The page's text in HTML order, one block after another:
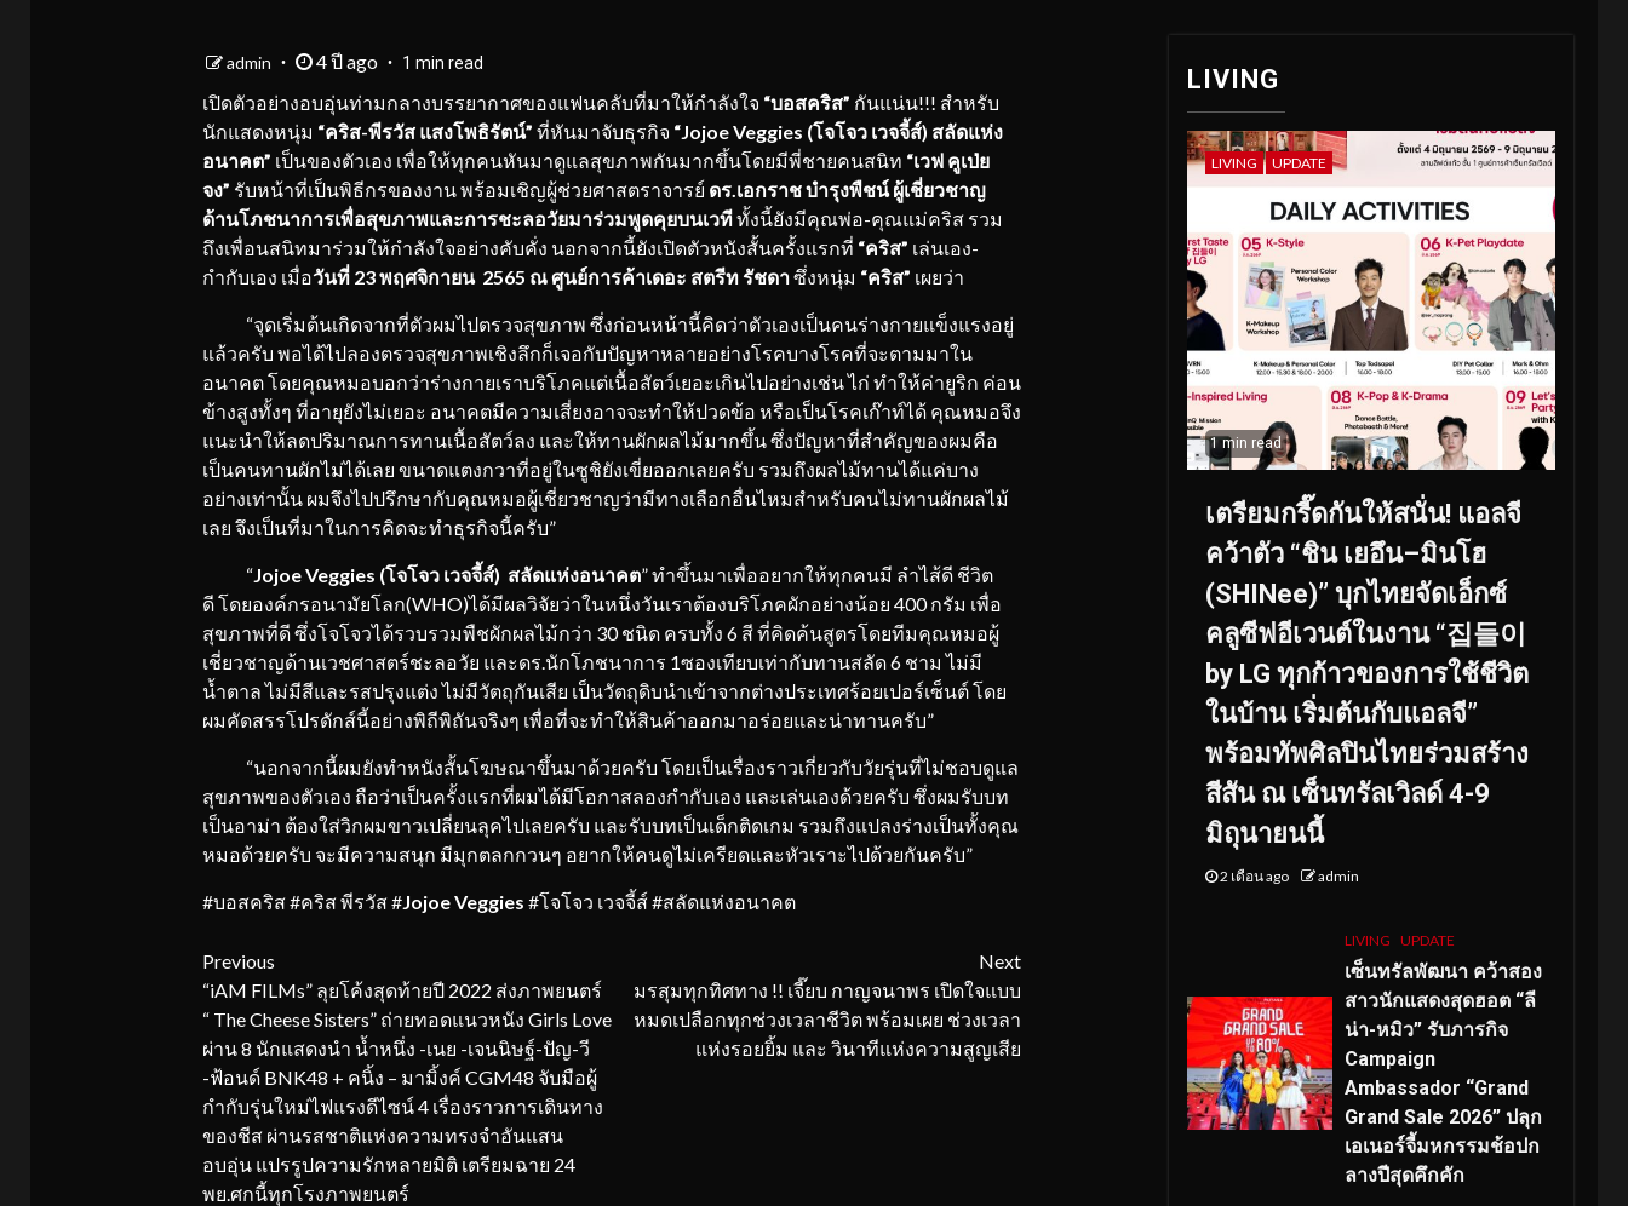
admin 4 ปี ago 1 min read
เปิดตัวอย่างอบอุ่นท่ามกลางบรรยากาศของแฟนคลับที่มาให้กำลังใจ “บอสคริส” กันแน่น!!! สำหรับ
นักแสดงหนุ่ม “คริส-พีรวัส แสงโพธิรัตน์” ที่หันมาจับธุรกิจ “Jojoe Veggies (โจโจว เวจจี้ส์) สลัดแห่ง
อนาคต” เป็นของตัวเอง เพื่อให้ทุกคนหันมาดูแลสุขภาพกันมากขึ้นโดยมีพี่ชายคนสนิท “เวฟ คูเป่ย
จง” รับหน้าที่เป็นพิธีกรของงาน พร้อมเชิญผู้ช่วยศาสตราจารย์ ดร.เอกราช บำรุงพืชน์ ผู้เชี่ยวชาญ
ด้านโภชนาการเพื่อสุขภาพและการชะลอวัยมาร่วมพูดคุยบนเวทีทั้งนี้ยังมีคุณพ่อ-คุณแม่คริส รวม
ถึงเพื่อนสนิทมาร่วมให้กำลังใจอย่างคับคั่ง นอกจากนี้ยังเปิดตัวหนังสั้นครั้งแรกที่ “คริส” เล่นเอง-
กำกับเอง เมื่อวันที่ 23 พฤศจิกายน 2565 ณ ศูนย์การค้าเดอะ สตรีท รัชดาซึ่งหนุ่ม “คริส” เผยว่า
“จุดเริ่มต้นเกิดจากที่ตัวผมไปตรวจสุขภาพ ซึ่งก่อนหน้านี้คิดว่าตัวเองเป็นคนร่างกายแข็งแรงอยู่
แล้วครับ พอได้ไปลองตรวจสุขภาพเชิงลึกก็เจอกับปัญหาหลายอย่างโรคบางโรคที่จะตามมาใน
อนาคต โดยคุณหมอบอกว่าร่างกายเราบริโภคแต่เนื้อสัตว์เยอะเกินไปอย่างเช่น ไก่ ทำให้ค่ายูริก ค่อน
ข้างสูงทั้งๆ ที่อายุยังไม่เยอะ อนาคตมีความเสี่ยงอาจจะทำให้ปวดข้อ หรือเป็นโรคเก๊าท์ได้ คุณหมอจึง
แนะนำให้ลดปริมาณการทานเนื้อสัตว์ลง และให้ทานผักผลไม้มากขึ้น ซึ่งปัญหาที่สำคัญของผมคือ
เป็นคนทานผักไม่ได้เลย ขนาดแตงกวาที่อยู่ในซูชิยังเขี่ยออกเลยครับ รวมถึงผลไม้ทานได้แค่บาง
อย่างเท่านั้น ผมจึงไปปรึกษากับคุณหมอผู้เชี่ยวชาญว่ามีทางเลือกอื่นไหมสำหรับคนไม่ทานผักผลไม้
เลย จึงเป็นที่มาในการคิดจะทำธุรกิจนี้ครับ”
“Jojoe Veggies (โจโจว เวจจี้ส์) สลัดแห่งอนาคต” ทำขึ้นมาเพื่ออยากให้ทุกคนมี ลำไส้ดี ชีวิต
ดี โดยองค์กรอนามัยโลก(WHO)ได้มีผลวิจัยว่าในหนึ่งวันเราต้องบริโภคผักอย่างน้อย 400 กรัม เพื่อ
สุขภาพที่ดี ซึ่งโจโจวได้รวบรวมพืชผักผลไม้กว่า 30 ชนิด ครบทั้ง 6 สี ที่คิดค้นสูตรโดยทีมคุณหมอผู้
เชี่ยวชาญด้านเวชศาสตร์ชะลอวัย และดร.นักโภชนาการ 1ซองเทียบเท่ากับทานสลัด 6 ชาม ไม่มี
น้ำตาล ไม่มีสีและรสปรุงแต่ง ไม่มีวัตถุกันเสีย เป็นวัตถุดิบนำเข้าจากต่างประเทศร้อยเปอร์เซ็นต์ โดย
ผมคัดสรรโปรดักส์นี้อย่างพิถีพิถันจริงๆ เพื่อที่จะทำให้สินค้าออกมาอร่อยและน่าทานครับ”
“นอกจากนี้ผมยังทำหนังสั้นโฆษณาขึ้นมาด้วยครับ โดยเป็นเรื่องราวเกี่ยวกับวัยรุ่นที่ไม่ชอบดูแล
สุขภาพของตัวเอง ถือว่าเป็นครั้งแรกที่ผมได้มีโอกาสลองกำกับเอง และเล่นเองด้วยครับ ซึ่งผมรับบท
เป็นอาม่า ต้องใส่วิกผมขาวเปลี่ยนลุคไปเลยครับ และรับบทเป็นเด็กติดเกม รวมถึงแปลงร่างเป็นทั้งคุณ
หมอด้วยครับ จะมีความสนุก มีมุกตลกกวนๆ อยากให้คนดูไม่เครียดและหัวเราะไปด้วยกันครับ”
#บอสคริส #คริส พีรวัส #Jojoe Veggies #โจโจว เวจจี้ส์ #สลัดแห่งอนาคต
Continue
Reading
Previous
“iAM FILMs” ลุยโค้งสุดท้ายปี 2022 ส่งภาพยนตร์
“ The Cheese Sisters” ถ่ายทอดแนวหนัง Girls Love
ผ่าน 8 นักแสดงนำ น้ำหนึ่ง -เนย -เจนนิษฐ์-ปัญ-วี
-ฟ้อนด์ BNK48 + คนิ้ง – มามิ้งค์ CGM48 จับมือผู้
กำกับรุ่นใหม่ไฟแรงดีไซน์ 4 เรื่องราวการเดินทาง
ของชีส ผ่านรสชาติแห่งความทรงจำอันแสน
อบอุ่น แปรรูปความรักหลายมิติ เตรียมฉาย 24
พย.ศกนี้ทุกโรงภาพยนตร์
Next
มรสุมทุกทิศทาง !! เจี๊ยบ กาญจนาพร เปิดใจแบบ
หมดเปลือกทุกช่วงเวลาชีวิต พร้อมเผย ช่วงเวลา
แห่งรอยยิ้ม และ วินาทีแห่งความสูญเสีย
LIVING
LIVING UPDATE
1 min read
เตรียมกรี๊ดกันให้สนั่น! แอลจี
คว้าตัว “ชิน เยอึน–มินโฮ
(SHINee)” บุกไทยจัดเอ็กซ์
คลูซีฟอีเวนต์ในงาน “집들이
by LG ทุกก้าวของการใช้ชีวิต
ในบ้าน เริ่มต้นกับแอลจี”
พร้อมทัพศิลปินไทยร่วมสร้าง
สีสัน ณ เซ็นทรัลเวิลด์ 4-9
มิถุนายนนี้
2 เดือน ago admin
LIVING UPDATE
เซ็นทรัลพัฒนา คว้าสอง
สาวนักแสดงสุดฮอต “ลี
น่า-หมิว” รับภารกิจ
Campaign
Ambassador “Grand
Grand Sale 2026” ปลุก
เอเนอร์จี้มหกรรมช้อปก
ลางปีสุดคึกคัก